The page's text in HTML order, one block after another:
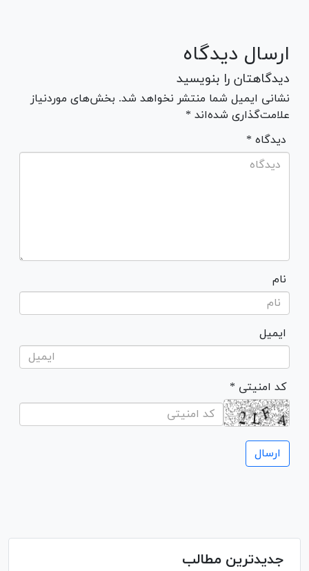
ارسال دیدگاه
دیدگاهتان را بنویسید
نشانی ایمیل شما منتشر نخواهد شد. بخش‌های موردنیاز
علامت‌گذاری شده‌اند *
* دیدگاه
نام
ایمیل
* کد امنیتی
جدیدترین مطالب